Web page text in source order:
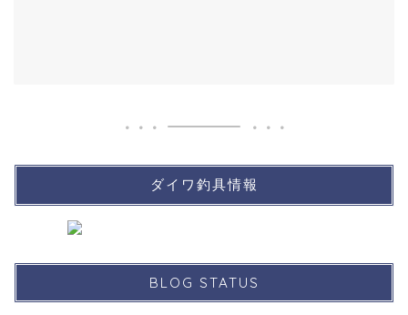
ダイワ釣具情報
BLOG STATUS